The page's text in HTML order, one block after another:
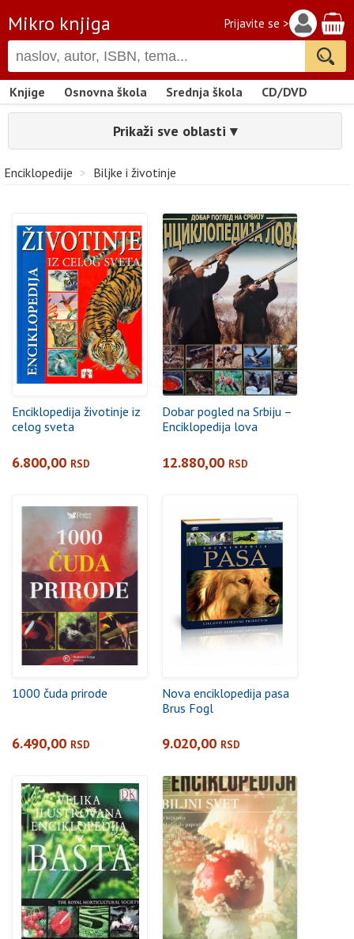
Mikro knjiga Prijavite se >
Knjige Osnovna škola Srednja škola CD/DVD
Prikaži sve oblasti ▾
Enciklopedije > Biljke i životinje
Enciklopedija životinje iz
celog sveta
6.800,00 RSD
Dobar pogled na Srbiju –
Enciklopedija lova
12.880,00 RSD
1000 čuda prirode
6.490,00 RSD
Nova enciklopedija pasa
Brus Fogl
9.020,00 RSD